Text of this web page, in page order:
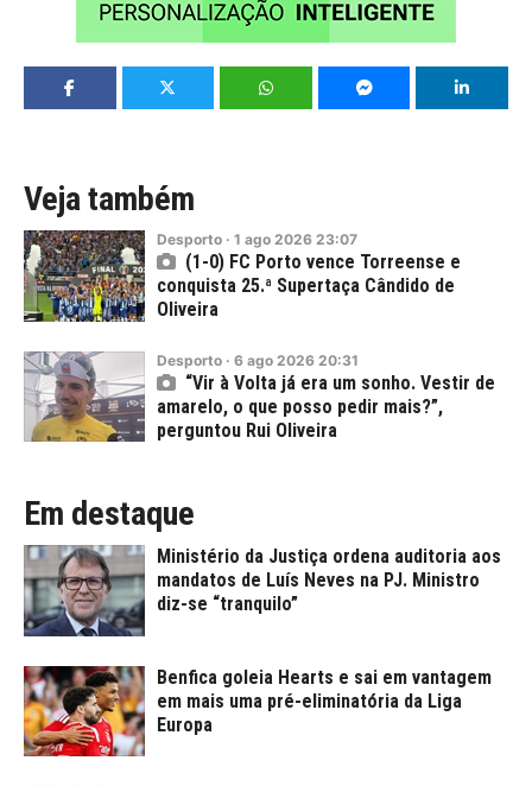
Veja também
Desporto · 1 ago 2026 23:07
(1-0) FC Porto vence Torreense e
conquista 25.ª Supertaça Cândido de
Oliveira
Desporto · 6 ago 2026 20:31
“Vir à Volta já era um sonho. Vestir de
amarelo, o que posso pedir mais?”,
perguntou Rui Oliveira
Em destaque
Ministério da Justiça ordena auditoria aos
mandatos de Luís Neves na PJ. Ministro
diz-se “tranquilo”
Benfica goleia Hearts e sai em vantagem
em mais uma pré-eliminatória da Liga
Europa